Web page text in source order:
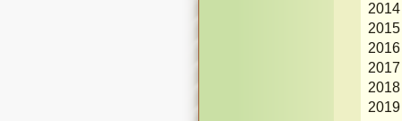
2014
2015
2016
2017
2018
2019